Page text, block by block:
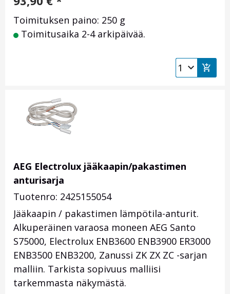
Toimituksen paino: 250 g
Toimitusaika 2-4 arkipäivää.
AEG Electrolux jääkaapin/pakastimen
anturisarja
Tuotenro: 2425155054
Jääkaapin / pakastimen lämpötila-anturit.
Alkuperäinen varaosa moneen AEG Santo
S75000, Electrolux ENB3600 ENB3900 ER3000
ENB3500 ENB3200, Zanussi ZK ZX ZC -sarjan
malliin. Tarkista sopivuus malliisi
tarkemmasta näkymästä.